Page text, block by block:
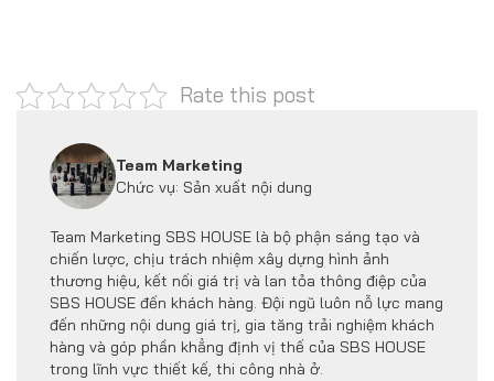
Rate this post
Team Marketing
Chức vụ: Sản xuất nội dung
Team Marketing SBS HOUSE là bộ phận sáng tạo và
chiến lược, chịu trách nhiệm xây dựng hình ảnh
thương hiệu, kết nối giá trị và lan tỏa thông điệp của
SBS HOUSE đến khách hàng. Đội ngũ luôn nỗ lực mang
đến những nội dung giá trị, gia tăng trải nghiệm khách
hàng và góp phần khẳng định vị thế của SBS HOUSE
trong lĩnh vực thiết kế, thi công nhà ở.